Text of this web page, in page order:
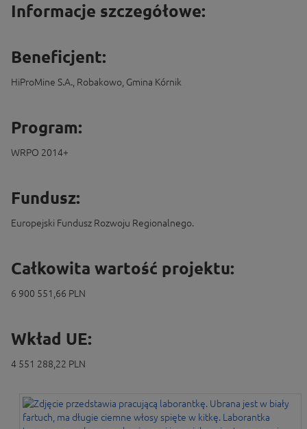
Informacje szczegółowe:
Beneficjent:
HiProMine S.A., Robakowo, Gmina Kórnik
Program:
WRPO 2014+
Fundusz:
Europejski Fundusz Rozwoju Regionalnego.
Całkowita wartość projektu:
6 900 551,66 PLN
Wkład UE:
4 551 288,22 PLN